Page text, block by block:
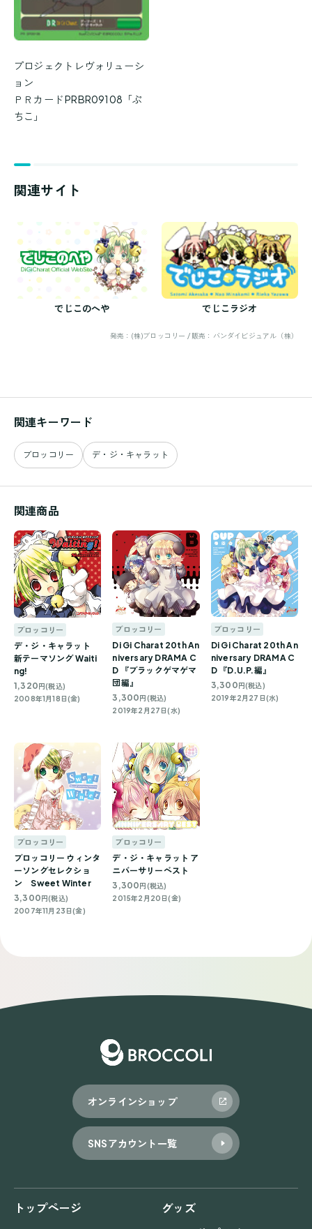
プロジェクト レヴォリューシ
ョン
ＰＲカード PRBR09108「ぷ
ちこ」
関連サイト
でじこのへや でじこラジオ
発売：(株)ブロッコリー / 販売：バンダイビジュアル（株）
関連キーワード
ブロッコリー デ・ジ・キャラット
関連商品
ブロッコリー
デ・ジ・キャラット
新テーマソング Waiti
ng!
1,320 円(税込)
2008年1月18日(金)
ブロッコリー
Di Gi Charat 20th An
niversary DRAMA C
D 『ブラックゲマゲマ
団編』
3,300円(税込)
2019年2月27日(水)
ブロッコリー
Di Gi Charat 20th An
niversary DRAMA C
D 『D.U.P.編』
3,300円(税込)
2019年2月27日(水)
ブロッコリー
ブロッコリー ウィンタ
ーソングセレクショ
ン Sweet Winter
3,300円(税込)
2007年11月23日(金)
ブロッコリー
デ・ジ・キャラット ア
ニバーサリーベスト
3,300円(税込)
2015年2月20日(金)
オンラインショップ
SNSアカウント一覧
トップページ
グッズ